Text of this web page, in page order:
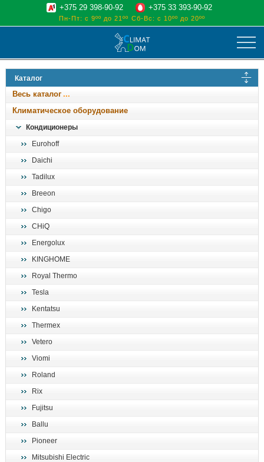
климат
отопительные котлы
водоснабжение
+375 29 398-90-92 +375 33 393-90-92
Пн-Пт: с 9ºº до 21ºº Сб-Вс: с 10ºº до 20ºº
Каталог
Весь каталог
Климатическое оборудование
Кондиционеры
Eurohoff
Daichi
Tadilux
Breeon
Chigo
CHiQ
Energolux
KINGHOME
Royal Thermo
Tesla
Kentatsu
Thermex
Vetero
Viomi
Roland
Rix
Fujitsu
Ballu
Pioneer
Mitsubishi Electric